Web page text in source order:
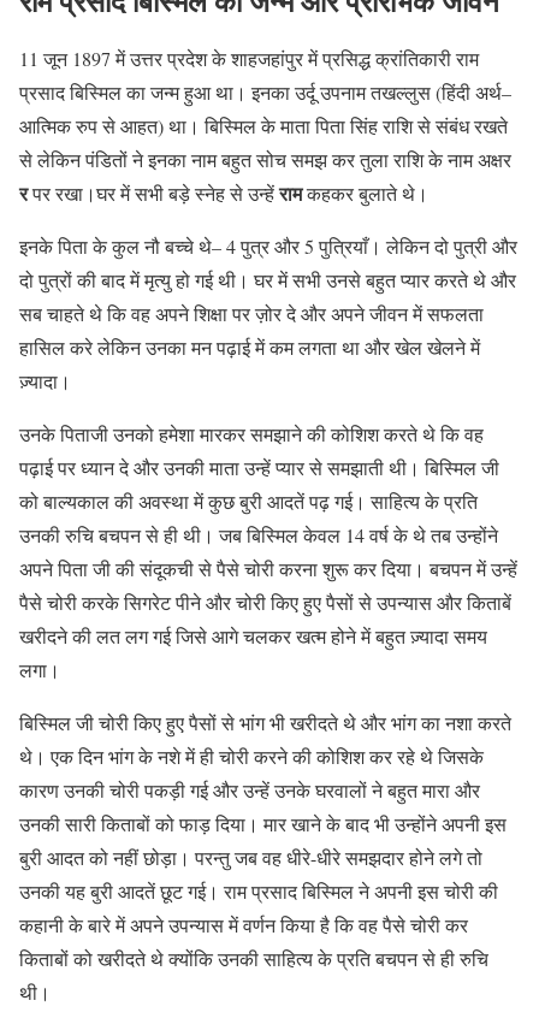
11 जून 1897 में उत्तर प्रदेश के शाहजहांपुर में प्रसिद्ध क्रांतिकारी राम
प्रसाद बिस्मिल का जन्म हुआ था। इनका उर्दू उपनाम तखल्लुस (हिंदी अर्थ–
आत्मिक रुप से आहत) था। बिस्मिल के माता पिता सिंह राशि से संबंध रखते
से लेकिन पंडितों ने इनका नाम बहुत सोच समझ कर तुला राशि के नाम अक्षर
रपर रखा।घर में सभी बड़े स्नेह से उन्हेंरामकहकर बुलाते थे।
इनके पिता के कुल नौ बच्चे थे– 4 पुत्र और 5 पुत्रियाँ। लेकिन दो पुत्री और
दो पुत्रों की बाद में मृत्यु हो गई थी। घर में सभी उनसे बहुत प्यार करते थे और
सब चाहते थे कि वह अपने शिक्षा पर ज़ोर दे और अपने जीवन में सफलता
हासिल करे लेकिन उनका मन पढ़ाई में कम लगता था और खेल खेलने में
ज़्यादा।
उनके पिताजी उनको हमेशा मारकर समझाने की कोशिश करते थे कि वह
पढ़ाई पर ध्यान दे और उनकी माता उन्हें प्यार से समझाती थी। बिस्मिल जी
को बाल्यकाल की अवस्था में कुछ बुरी आदतें पढ़ गई। साहित्य के प्रति
उनकी रुचि बचपन से ही थी। जब बिस्मिल केवल 14 वर्ष के थे तब उन्होंने
अपने पिता जी की संदूकची से पैसे चोरी करना शुरू कर दिया। बचपन में उन्हें
पैसे चोरी करके सिगरेट पीने और चोरी किए हुए पैसों से उपन्यास और किताबें
खरीदने की लत लग गई जिसे आगे चलकर खत्म होने में बहुत ज़्यादा समय
लगा।
बिस्मिल जी चोरी किए हुए पैसों से भांग भी खरीदते थे और भांग का नशा करते
थे। एक दिन भांग के नशे में ही चोरी करने की कोशिश कर रहे थे जिसके
कारण उनकी चोरी पकड़ी गई और उन्हें उनके घरवालों ने बहुत मारा और
उनकी सारी किताबों को फाड़ दिया। मार खाने के बाद भी उन्होंने अपनी इस
बुरी आदत को नहीं छोड़ा। परन्तु जब वह धीरे-धीरे समझदार होने लगे तो
उनकी यह बुरी आदतें छूट गई। राम प्रसाद बिस्मिल ने अपनी इस चोरी की
कहानी के बारे में अपने उपन्यास में वर्णन किया है कि वह पैसे चोरी कर
किताबों को खरीदते थे क्योंकि उनकी साहित्य के प्रति बचपन से ही रुचि
थी।